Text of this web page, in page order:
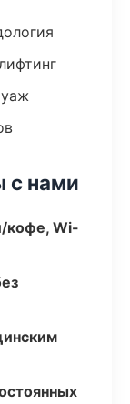
с нами
кофе, Wi-